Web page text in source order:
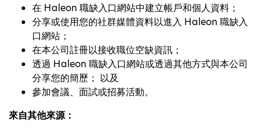
在 Haleon 職缺入口網站中建立帳戶和個人資料；
分享或使用您的社群媒體資料以進入 Haleon 職缺入
口網站；
在本公司註冊以接收職位空缺資訊；
透過 Haleon 職缺入口網站或透過其他方式與本公司
分享您的簡歷； 以及
參加會議、面試或招募活動。
來自其他來源：